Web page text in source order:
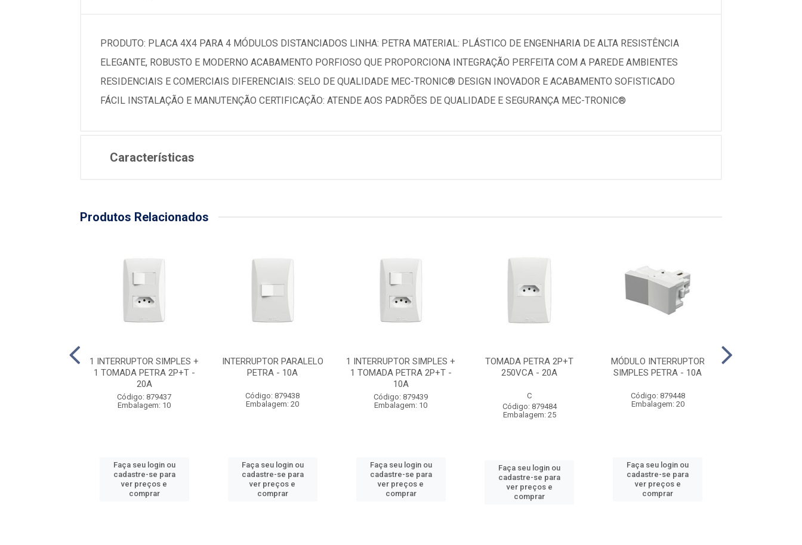
PRODUTO: PLACA 4X4 PARA 4 MÓDULOS DISTANCIADOS LINHA: PETRA MATERIAL: PLÁSTICO DE ENGENHARIA DE ALTA RESISTÊNCIA
ELEGANTE, ROBUSTO E MODERNO ACABAMENTO PORFIOSO QUE PROPORCIONA INTEGRAÇÃO PERFEITA COM A PAREDE AMBIENTES
RESIDENCIAIS E COMERCIAIS DIFERENCIAIS: SELO DE QUALIDADE MEC-TRONIC® DESIGN INOVADOR E ACABAMENTO SOFISTICADO
FÁCIL INSTALAÇÃO E MANUTENÇÃO CERTIFICAÇÃO: ATENDE AOS PADRÕES DE QUALIDADE E SEGURANÇA MEC-TRONIC®
Características
Produtos Relacionados
1 INTERRUPTOR SIMPLES +
1 TOMADA PETRA 2P+T -
20A
Código: 879437
Embalagem: 10
Faça seu login ou
cadastre-se para
ver preços e
comprar
INTERRUPTOR PARALELO
PETRA - 10A
Código: 879438
Embalagem: 20
Faça seu login ou
cadastre-se para
ver preços e
comprar
1 INTERRUPTOR SIMPLES +
1 TOMADA PETRA 2P+T -
10A
Código: 879439
Embalagem: 10
Faça seu login ou
cadastre-se para
ver preços e
comprar
TOMADA PETRA 2P+T
250VCA - 20A
C
Código: 879484
Embalagem: 25
Faça seu login ou
cadastre-se para
ver preços e
comprar
MÓDULO INTERRUPTOR
SIMPLES PETRA - 10A
Código: 879448
Embalagem: 20
Faça seu login ou
cadastre-se para
ver preços e
comprar